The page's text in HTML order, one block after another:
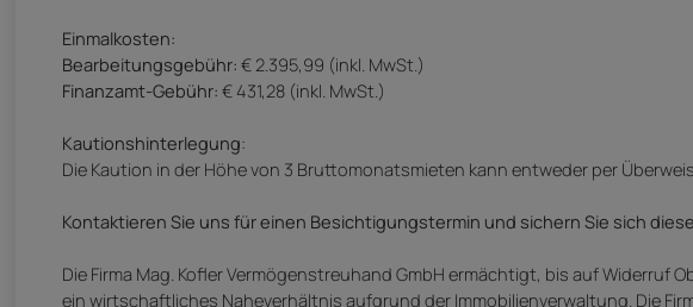
Einmalkosten:
Bearbeitungsgebühr: € 2.395,99 (inkl. MwSt.)
Finanzamt-Gebühr: € 431,28 (inkl. MwSt.)
Kautionshinterlegung:
Die Kaution in der Höhe von 3 Bruttomonatsmieten kann entweder per
Kontaktieren Sie uns für einen Besichtigungstermin und sichern Sie sich
Die Firma Mag. Kofler Vermögenstreuhand GmbH ermächtigt, bis auf
ein wirtschaftliches Naheverhältnis aufgrund der Immobilienverwaltung. Die